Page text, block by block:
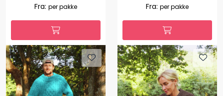
ÅDNE genser
(ULLRIKKE)
OK 08-03L
+
1.308,00
Fra: 392,40 -70 % per
pakke
ÅDNE genser
OK 08-05T
+
Fra: 1.127,00 per pakke